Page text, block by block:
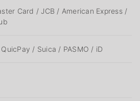
Card / JCB / American Express /
/ Suica / PASMO / iD